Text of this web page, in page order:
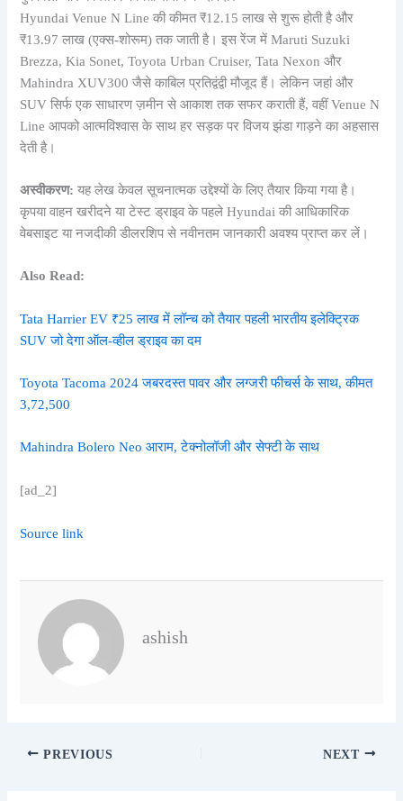
Hyundai Venue N Line की कीमत ₹12.15 लाख से शुरू होती है और
₹13.97 लाख (एक्स-शोरूम) तक जाती है। इस रेंज में Maruti Suzuki
Brezza, Kia Sonet, Toyota Urban Cruiser, Tata Nexon और
Mahindra XUV300 जैसे काबिल प्रतिद्वंद्वी मौजूद हैं। लेकिन जहां और
SUV सिर्फ एक साधारण ज़मीन से आकाश तक सफर कराती हैं, वहीं Venue N
Line आपको आत्मविश्वास के साथ हर सड़क पर विजय झंडा गाड़ने का अहसास
देती है।
अस्वीकरण: यह लेख केवल सूचनात्मक उद्देश्यों के लिए तैयार किया गया है।
कृपया वाहन खरीदने या टेस्ट ड्राइव के पहले Hyundai की आधिकारिक
वेबसाइट या नजदीकी डीलरशिप से नवीनतम जानकारी अवश्य प्राप्त कर लें।
Also Read:
Tata Harrier EV ₹25 लाख में लॉन्च को तैयार पहली भारतीय इलेक्ट्रिक
SUV जो देगा ऑल-व्हील ड्राइव का दम
Toyota Tacoma 2024 जबरदस्त पावर और लग्जरी फीचर्स के साथ, कीमत
3,72,500
Mahindra Bolero Neo आराम, टेक्नोलॉजी और सेफ्टी के साथ
[ad_2]
Source link
ashish
PREVIOUS NEXT